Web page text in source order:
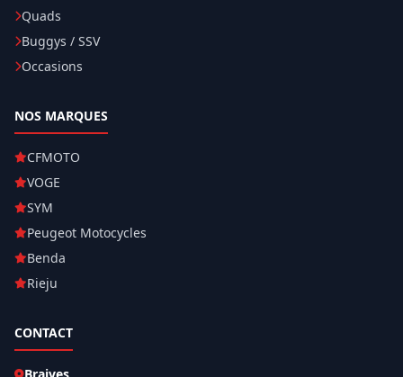
Quads
Buggys / SSV
Occasions
NOS MARQUES
CFMOTO
VOGE
SYM
Peugeot Motocycles
Benda
Rieju
CONTACT